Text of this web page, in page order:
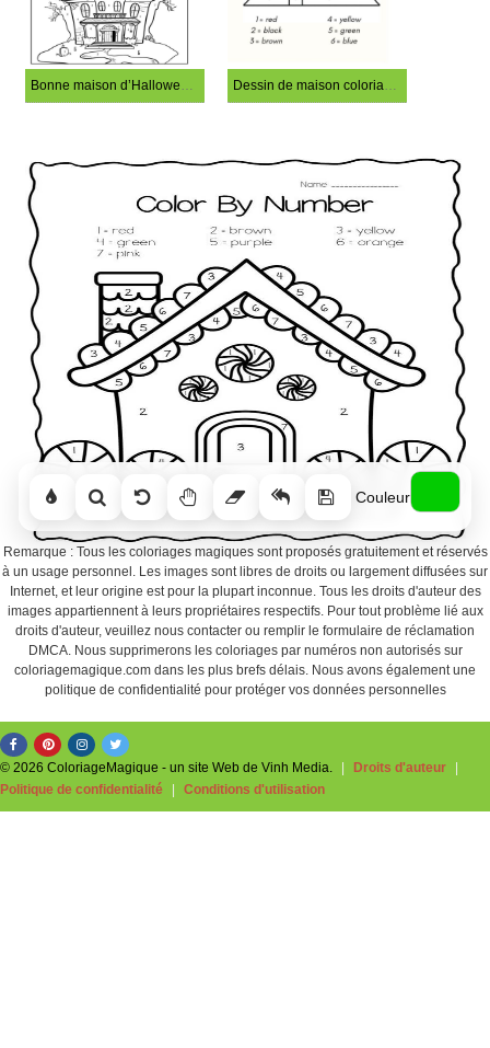
Bonne maison d’Halloween coloriage magique Dessin de maison coloriage magique
Couleur
Remarque : Tous les coloriages magiques sont proposés gratuitement et réservés
à un usage personnel. Les images sont libres de droits ou largement diffusées sur
Internet, et leur origine est pour la plupart inconnue. Tous les droits d'auteur des
images appartiennent à leurs propriétaires respectifs. Pour tout problème lié aux
droits d'auteur, veuillez nous contacter ou remplir le formulaire de réclamation
DMCA. Nous supprimerons les coloriages par numéros non autorisés sur
coloriagemagique.com dans les plus brefs délais. Nous avons également une
politique de confidentialité pour protéger vos données personnelles
© 2026 ColoriageMagique - un site Web de Vinh Media. Droits d'auteur
Politique de confidentialité
Conditions d'utilisation